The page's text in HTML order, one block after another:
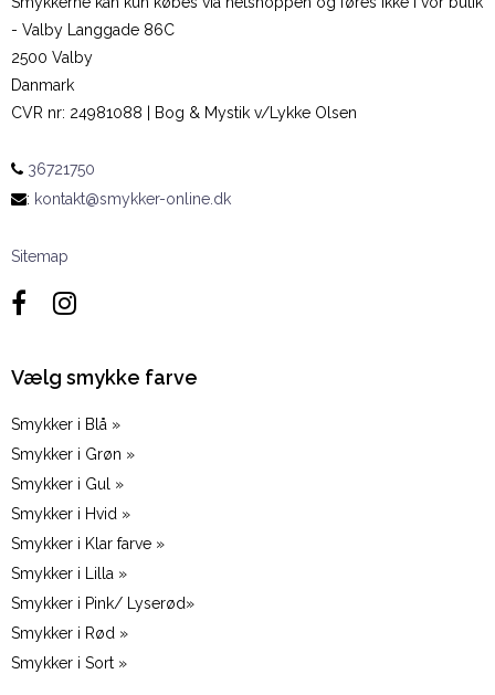
- Valby Langgade 86C
2500 Valby
Danmark
CVR nr: 24981088 | Bog & Mystik v/Lykke Olsen
36721750
: kontakt@smykker-online.dk
Sitemap
Vælg smykke farve
Smykker i Blå »
Smykker i Grøn »
Smykker i Gul »
Smykker i Hvid »
Smykker i Klar farve »
Smykker i Lilla »
Smykker i Pink/ Lyserød»
Smykker i Rød »
Smykker i Sort »